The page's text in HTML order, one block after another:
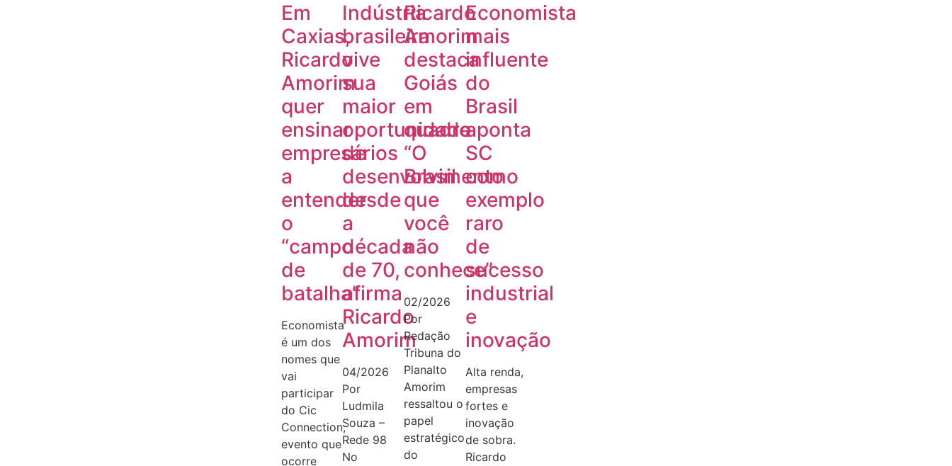
Em
Caxias,
Ricardo
Amorim
quer
ensinar
empresários
a
entender
o
“campo
de
batalha”
Economista
é um dos
nomes que
vai
participar
do Cic
Connection,
evento que
ocorre
Indústria
brasileira
vive
sua
maior
oportunidade
de
desenvolvimento
desde
a
década
de 70,
afirma
Ricardo
Amorim
04/2026
Por
Ludmila
Souza –
Rede 98
No
Ricardo
Amorim
destaca
Goiás
em
quadro
“O
Brasil
que
você
não
conhece”
02/2026
Por
Redação
Tribuna do
Planalto
Amorim
ressaltou o
papel
estratégico
do
Economista
mais
influente
do
Brasil
aponta
SC
como
exemplo
raro
de
sucesso
industrial
e
inovação
Alta renda,
empresas
fortes e
inovação
de sobra.
Ricardo